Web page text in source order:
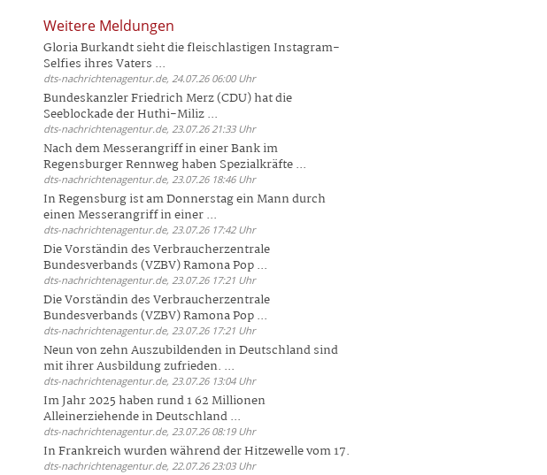
Weitere Meldungen
Gloria Burkandt sieht die fleischlastigen Instagram-
Selfies ihres Vaters ...
dts-nachrichtenagentur.de, 24.07.26 06:00 Uhr
Bundeskanzler Friedrich Merz (CDU) hat die
Seeblockade der Huthi-Miliz ...
dts-nachrichtenagentur.de, 23.07.26 21:33 Uhr
Nach dem Messerangriff in einer Bank im
Regensburger Rennweg haben Spezialkräfte ...
dts-nachrichtenagentur.de, 23.07.26 18:46 Uhr
In Regensburg ist am Donnerstag ein Mann durch
einen Messerangriff in einer ...
dts-nachrichtenagentur.de, 23.07.26 17:42 Uhr
Die Vorständin des Verbraucherzentrale
Bundesverbands (VZBV) Ramona Pop ...
dts-nachrichtenagentur.de, 23.07.26 17:21 Uhr
Die Vorständin des Verbraucherzentrale
Bundesverbands (VZBV) Ramona Pop ...
dts-nachrichtenagentur.de, 23.07.26 17:21 Uhr
Neun von zehn Auszubildenden in Deutschland sind
mit ihrer Ausbildung zufrieden. ...
dts-nachrichtenagentur.de, 23.07.26 13:04 Uhr
Im Jahr 2025 haben rund 1 62 Millionen
Alleinerziehende in Deutschland ...
dts-nachrichtenagentur.de, 23.07.26 08:19 Uhr
In Frankreich wurden während der Hitzewelle vom 17.
dts-nachrichtenagentur.de, 22.07.26 23:03 Uhr